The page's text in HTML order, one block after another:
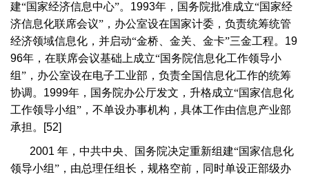
建“国家经济信息中心”。 1993年，国务院批准成立“国家经
济信息化联席会议”，办公室设在国家计委，负责统筹统管
经济领域信息化，并启动“金桥、金关、金卡”三金工程。 19
96年，在联席会议基础上成立“国务院信息化工作领导小
组”，办公室设在电子工业部，负责全国信息化工作的统筹
协调。 1999年，国务院办公厅发文，升格成立“国家信息化
工作领导小组”，不单设办事机构，具体工作由信息产业部
承担。
[52]
2001 年，中共中央、国务院决定重新组建“国家信息化
领导小组”，由总理任组长，规格空前，同时单设正部级办